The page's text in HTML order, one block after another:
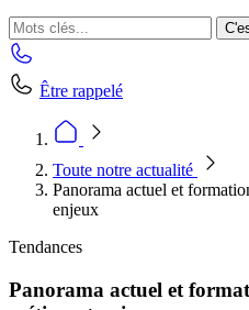
Être rappelé
Toute notre actualité
Panorama actuel et
enjeux
Tendances
Panorama actuel et